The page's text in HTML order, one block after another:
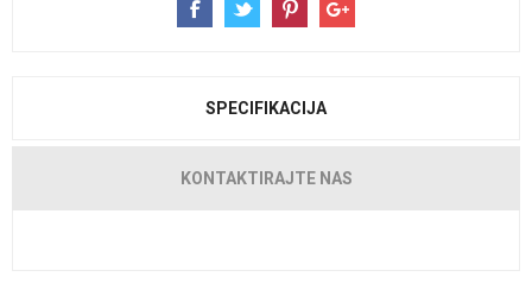
SPECIFIKACIJA
KONTAKTIRAJTE NAS